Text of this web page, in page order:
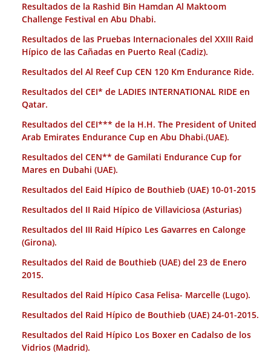
Resultados de la Rashid Bin Hamdan Al Maktoom
Challenge Festival en Abu Dhabi.
Resultados de las Pruebas Internacionales del XXIII Raid
Hípico de las Cañadas en Puerto Real (Cadiz).
Resultados del Al Reef Cup CEN 120 Km Endurance Ride.
Resultados del CEI* de LADIES INTERNATIONAL RIDE en
Qatar.
Resultados del CEI*** de la H.H. The President of United
Arab Emirates Endurance Cup en Abu Dhabi.(UAE).
Resultados del CEN** de Gamilati Endurance Cup for
Mares en Dubahi (UAE).
Resultados del Eaid Hípico de Bouthieb (UAE) 10-01-2015
Resultados del II Raid Hípico de Villaviciosa (Asturias)
Resultados del III Raid Hípico Les Gavarres en Calonge
(Girona).
Resultados del Raid de Bouthieb (UAE) del 23 de Enero
2015.
Resultados del Raid Hípico Casa Felisa- Marcelle (Lugo).
Resultados del Raid Hípico de Bouthieb (UAE) 24-01-2015.
Resultados del Raid Hípico Los Boxer en Cadalso de los
Vidrios (Madrid).